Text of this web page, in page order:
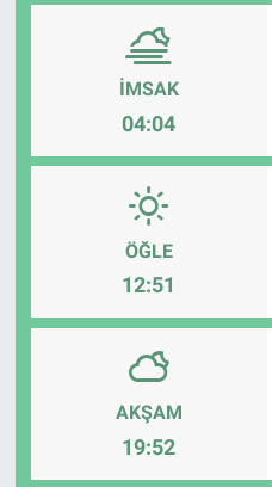
İMSAK
04:04
ÖĞLE
12:51
AKŞAM
19:52